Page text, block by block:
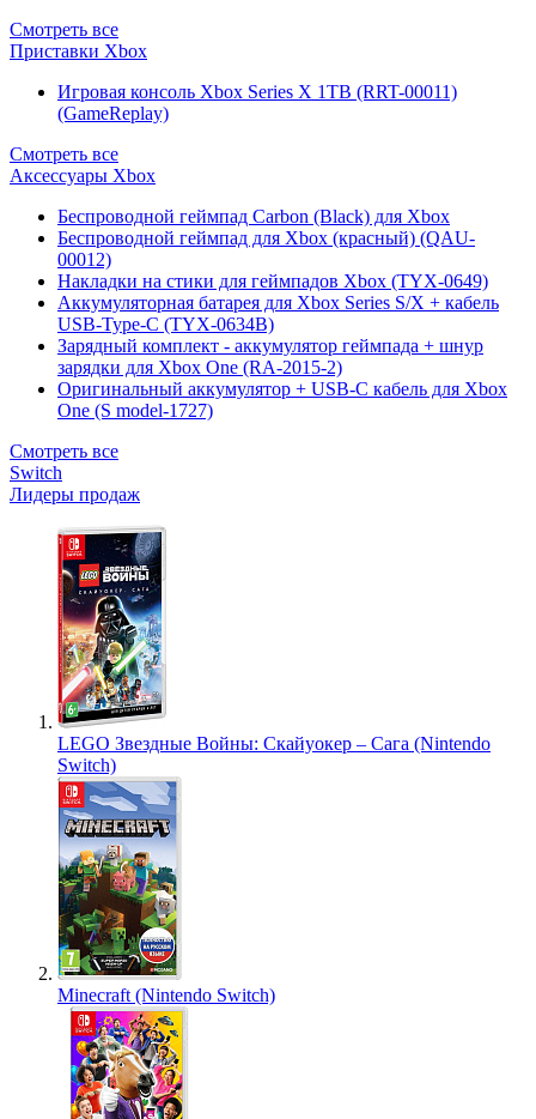
Смотреть все
Приставки Xbox
Игровая консоль Xbox Series X 1TB (RRT-00011)
(GameReplay)
Смотреть все
Аксессуары Xbox
Беспроводной геймпад Carbon (Black) для Xbox
Беспроводной геймпад для Xbox (красный) (QAU-
00012)
Накладки на стики для геймпадов Xbox (TYX-0649)
Аккумуляторная батарея для Xbox Series S/X + кабель
USB-Type-C (TYX-0634B)
Зарядный комплект - аккумулятор геймпада + шнур
зарядки для Xbox One (RA-2015-2)
Оригинальный аккумулятор + USB-C кабель для Xbox
One (S model-1727)
Смотреть все
Switch
Лидеры продаж
LEGO Звездные Войны: Скайуокер – Сага (Nintendo
Switch)
Minecraft (Nintendo Switch)